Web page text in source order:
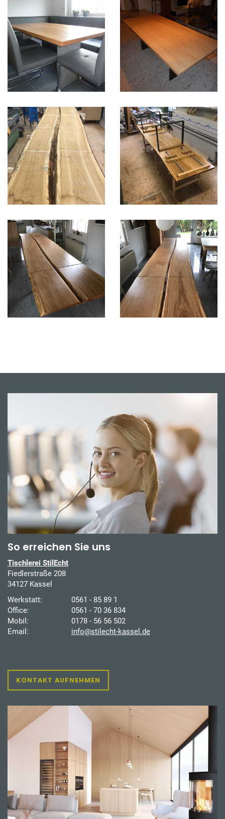
So erreichen Sie uns
Tischlerei StilEcht
Fiedlerstraße 208
34127 Kassel
Werkstatt:
0561 - 85 89 1
Office:
0561 - 70 36 834
Mobil:
0178 - 56 56 502
Email:
info@stilecht-kassel.de
KONTAKT AUFNEHMEN